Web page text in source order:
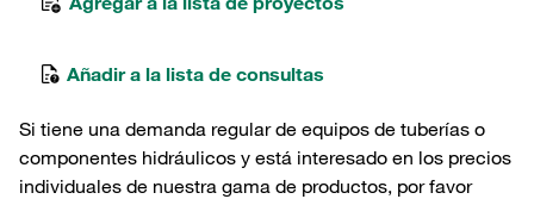
Añadir a la lista de consultas
Si tiene una demanda regular de equipos de tuberías o
componentes hidráulicos y está interesado en los precios
individuales de nuestra gama de productos, por favor